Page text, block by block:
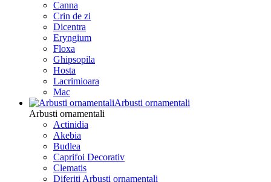
Canna
Crin de zi
Dicentra
Eryngium
Floxa
Ghipsopila
Hosta
Lacrimioara
Mac
Arbusti ornamentali
Arbusti ornamentali
Actinidia
Akebia
Budlea
Caprifoi Decorativ
Clematis
Diferiti Arbusti ornamentali